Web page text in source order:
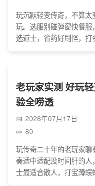
玩沉默轻变传奇，不算
玩。选服别碰弹窗快餐
选道士，省药好刷怪，
老玩家实测 好玩
验全唠透
2026年07月17日
80
玩传奇二十年的老玩家
奏适中适配没时间肝的
士最适合散人，打宝蹲